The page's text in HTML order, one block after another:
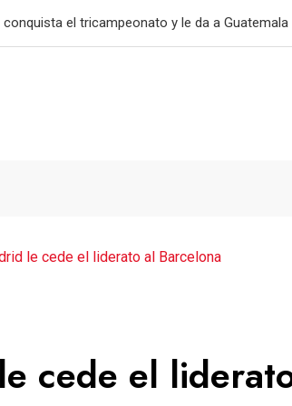
el tricampeonato y le da a Guatemala
le cede el liderato al Barcelona
cede el